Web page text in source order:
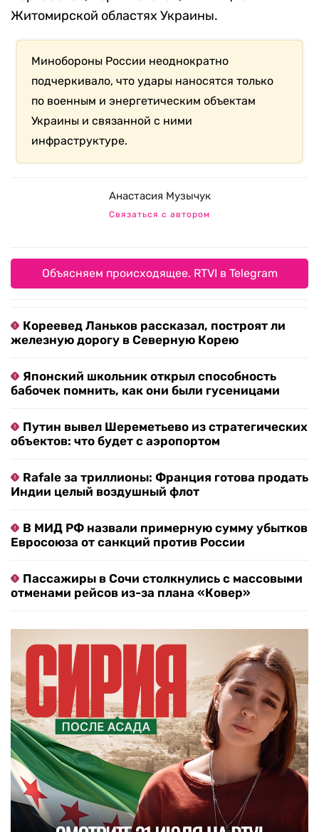
Житомирской областях Украины.
Минобороны России неоднократно
подчеркивало, что удары наносятся только
по военным и энергетическим объектам
Украины и связанной с ними
инфраструктуре.
Анастасия Музычук
Связаться с автором
Объясняем происходящее. RTVI в Telegram
Кореевед Ланьков рассказал, построят ли
железную дорогу в Северную Корею
Японский школьник открыл способность
бабочек помнить, как они были гусеницами
Путин вывел Шереметьево из стратегических
объектов: что будет с аэропортом
Rafale за триллионы: Франция готова продать
Индии целый воздушный флот
В МИД РФ назвали примерную сумму убытков
Евросоюза от санкций против России
Пассажиры в Сочи столкнулись с массовыми
отменами рейсов из-за плана «Ковер»